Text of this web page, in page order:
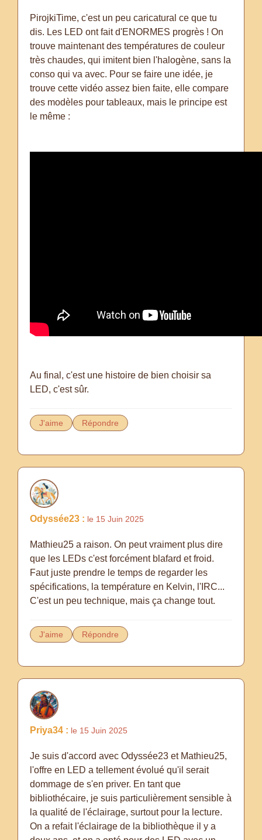
PirojkiTime, c'est un peu caricatural ce que tu
dis. Les LED ont fait d'ENORMES progrès ! On
trouve maintenant des températures de couleur
très chaudes, qui imitent bien l'halogène, sans la
conso qui va avec. Pour se faire une idée, je
trouve cette vidéo assez bien faite, elle compare
des modèles pour tableaux, mais le principe est
le même :
Au final, c'est une histoire de bien choisir sa
LED, c'est sûr.
J'aime Répondre
Odyssée23 : le 15 Juin 2025
Mathieu25 a raison. On peut vraiment plus dire
que les LEDs c'est forcément blafard et froid.
Faut juste prendre le temps de regarder les
spécifications, la température en Kelvin, l'IRC...
C'est un peu technique, mais ça change tout.
J'aime Répondre
Priya34 : le 15 Juin 2025
Je suis d'accord avec Odyssée23 et Mathieu25,
l'offre en LED a tellement évolué qu'il serait
dommage de s'en priver. En tant que
bibliothécaire, je suis particulièrement sensible à
la qualité de l'éclairage, surtout pour la lecture.
On a refait l'éclairage de la bibliothèque il y a